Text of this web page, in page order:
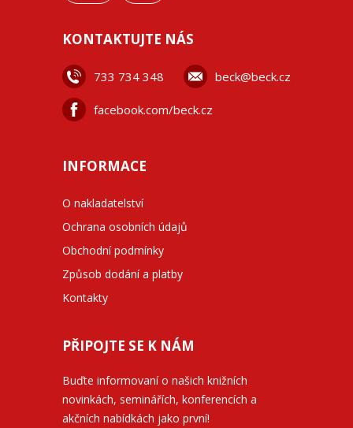
KONTAKTUJTE NÁS
733 734 348 beck@beck.cz
facebook.com/beck.cz
INFORMACE
O nakladatelství
Ochrana osobních údajů
Obchodní podmínky
Způsob dodání a platby
Kontakty
PŘIPOJTE SE K NÁM
Buďte informovaní o našich knižních
novinkách, seminářích, konferencích a
akčních nabídkách jako první!